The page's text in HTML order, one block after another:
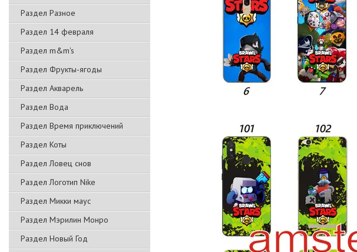
Раздел Разное
Раздел 14 февраля
Раздел m&m's
Раздел Фрукты-ягоды
Раздел Акварель
Раздел Вода
Раздел Время приключений
Раздел Коты
Раздел Ловец снов
Раздел Логотип Nike
Раздел Микки маус
Раздел Мэрилин Монро
Раздел Новый Год